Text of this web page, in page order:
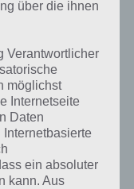
und was gibt es
der Kunst? Zu
parat!
auf Facebook
über die ihnen
Verantwortlicher
möglichst
Internetseite
Daten
ein absoluter
kann. Aus